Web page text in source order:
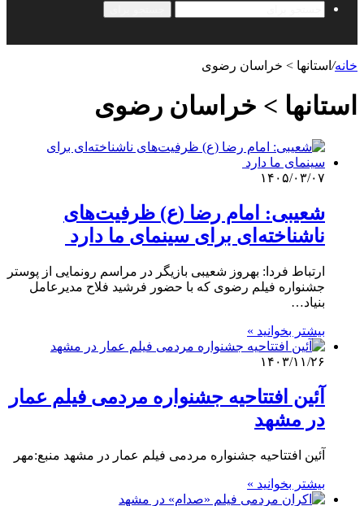
خانه/ استانها > خراسان رضوی
استانها > خراسان رضوی
۱۴۰۵/۰۳/۰۷
شعیبی: امام رضا (ع) ظرفیت‌های
ناشناخته‌ای برای سینمای ما دارد
ارتباط فردا: بهروز شعیبی بازیگر در مراسم رونمایی از پوستر
جشنواره فیلم رضوی که با حضور فرشید فلاح مدیرعامل
بنیاد…
بیشتر بخوانید »
۱۴۰۳/۱۱/۲۶
آئین افتتاحیه جشنواره مردمی فیلم عمار
در مشهد
آئین افتتاحیه جشنواره مردمی فیلم عمار در مشهد منبع:مهر
بیشتر بخوانید »